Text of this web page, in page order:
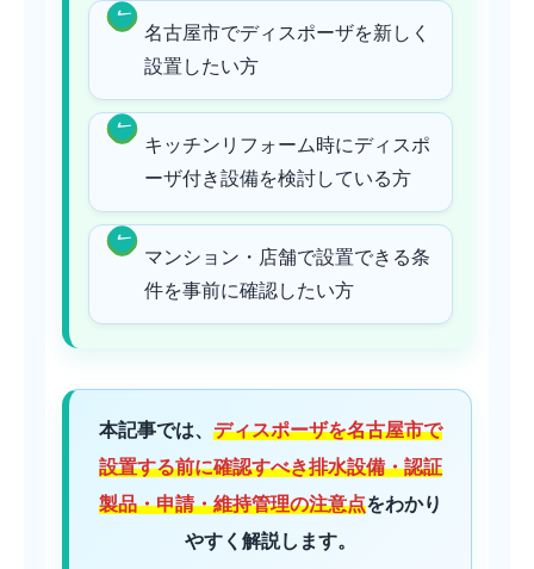
名古屋市でディスポーザを新しく
設置したい方
キッチンリフォーム時にディスポ
ーザ付き設備を検討している方
マンション・店舗で設置できる条
件を事前に確認したい方
本記事では、 ディスポーザを名古屋市で
設置する前に確認すべき排水設備・認証
製品・申請・維持管理の注意点をわかり
やすく解説します。